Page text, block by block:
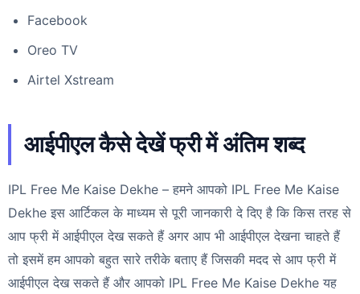
Facebook
Oreo TV
Airtel Xstream
आईपीएल कैसे देखें फ्री में अंतिम शब्द
IPL Free Me Kaise Dekhe – हमने आपको IPL Free Me Kaise
Dekhe इस आर्टिकल के माध्यम से पूरी जानकारी दे दिए है कि किस तरह से
आप फ्री में आईपीएल देख सकते हैं अगर आप भी आईपीएल देखना चाहते हैं
तो इसमें हम आपको बहुत सारे तरीके बताए हैं जिसकी मदद से आप फ्री में
आईपीएल देख सकते हैं और आपको IPL Free Me Kaise Dekhe यह